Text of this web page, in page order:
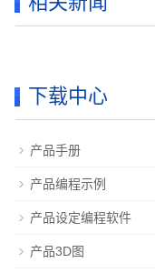
下载中心
产品手册
产品编程示例
产品设定编程软件
产品3D图